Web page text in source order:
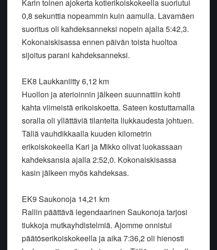
Karin toinen ajokerta kotierikoiskokeella suoriutui
0,8 sekunttia nopeammin kuin aamulla. Lavamäen
suoritus oli kahdeksanneksi nopein ajalla 5:42,3.
Kokonaiskisassa ennen päivän toista huoltoa
sijoitus parani kahdeksanneksi.
EK8 Laukkaniitty 6,12 km
Huollon ja aterioinnin jälkeen suunnattiin kohti
kahta viimeistä erikoiskoetta. Sateen kostuttamalla
soralla oli yllättäviä tilanteita liukkaudesta johtuen.
Tällä vauhdikkaalla kuuden kilometrin
erikoiskokeella Kari ja Mikko olivat luokassaan
kahdeksansia ajalla 2:52,0. Kokonaiskisassa
kasin jälkeen myös kahdeksas.
EK9 Saukonoja 14,21 km
Rallin päättävä legendaarinen Saukonoja tarjosi
tiukkoja mutkayhdistelmiä. Ajomme onnistui
päätöserikoiskokeella ja aika 7:36,2 oli hienosti